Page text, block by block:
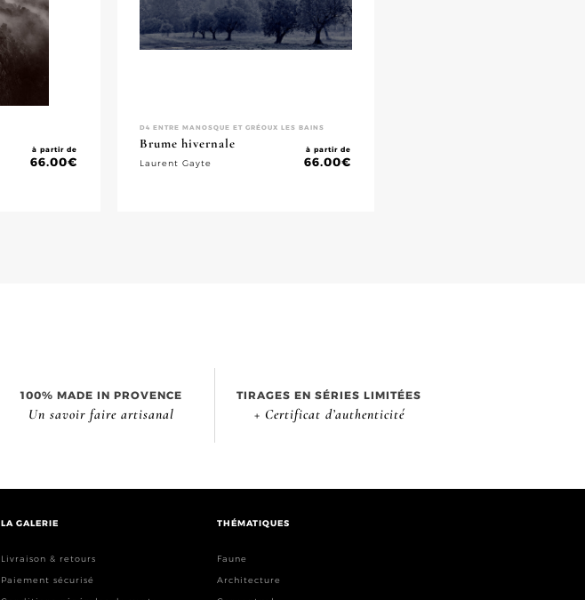
à partir de
66.00€
D4 ENTRE MANOSQUE ET GRÉOUX LES BAINS
Brume hivernale
Laurent Gayte
à partir de
66.00€
100% MADE IN PROVENCE
Un savoir faire artisanal
TIRAGES EN SÉRIES LIMITÉES
+ Certificat d’authenticité
LA GALERIE
Livraison & retours
Paiement sécurisé
THÉMATIQUES
Faune
Architecture